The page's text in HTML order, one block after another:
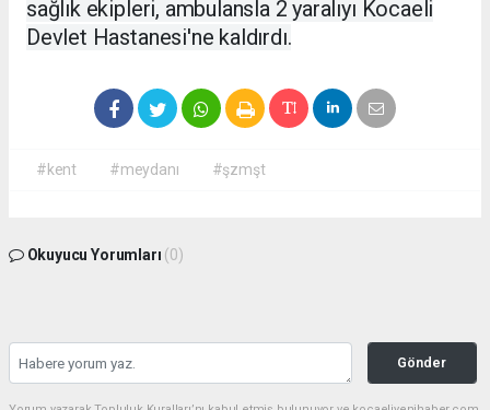
sağlık ekipleri, ambulansla 2 yaralıyı Kocaeli
Devlet Hastanesi'ne kaldırdı.
#kent #meydanı #şzmşt
Okuyucu Yorumları (0)
Gönder